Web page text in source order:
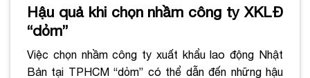
Hậu quả khi chọn nhầm công ty XKLĐ
“dỏm”
Việc chọn nhầm công ty xuất khẩu lao động Nhật
Bản tại TPHCM “dỏm” có thể dẫn đến những hậu